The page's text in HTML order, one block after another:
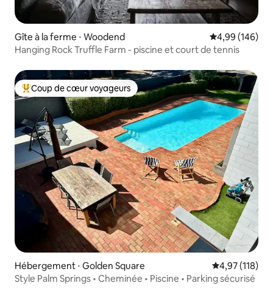
Gîte à la ferme ⋅ Woodend Évaluation
4,99 (146)
Hanging Rock Truffle Farm - piscine et court de tennis
Coups de cœur voyageurs les plus appréciés
Coup de cœur voyageurs
Hébergement ⋅ Golden Square Évaluation
4,97 (118)
Style Palm Springs • Cheminée • Piscine • Parking sécurisé